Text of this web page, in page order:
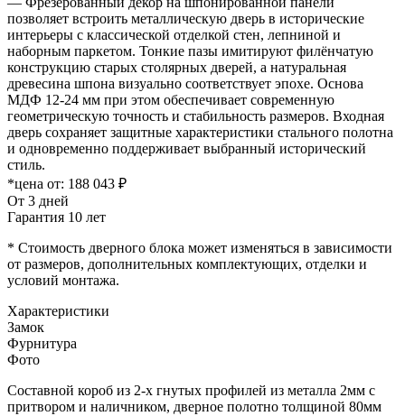
позволяет встроить металлическую дверь в исторические
интерьеры с классической отделкой стен, лепниной и
наборным паркетом. Тонкие пазы имитируют филёнчатую
конструкцию старых столярных дверей, а натуральная
древесина шпона визуально соответствует эпохе. Основа
МДФ 12-24 мм при этом обеспечивает современную
геометрическую точность и стабильность размеров. Входная
дверь сохраняет защитные характеристики стального полотна
и одновременно поддерживает выбранный исторический
стиль.
*цена от: 188 043 ₽
От 3 дней
Гарантия 10 лет
* Стоимость дверного блока может изменяться в зависимости
от размеров, дополнительных комплектующих, отделки и
условий монтажа.
Характеристики
Замок
Фурнитура
Фото
Составной короб из 2-х гнутых профилей из металла 2мм с
притвором и наличником, дверное полотно толщиной 80мм